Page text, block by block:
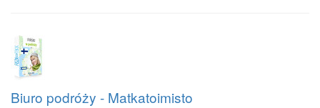
Biuro podróży - Matkatoimisto